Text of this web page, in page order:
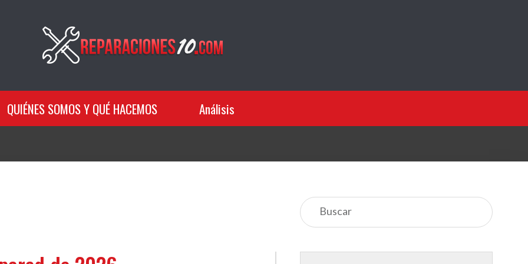
QUIÉNES SOMOS Y QUÉ HACEMOS Análisis